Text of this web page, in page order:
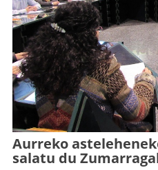
Aurreko
salatu du